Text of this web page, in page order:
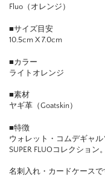
Fluo（オレンジ）
■サイズ目安
10.5cm X 7.0cm
■カラー
ライトオレンジ
■素材
ヤギ革（Goatskin）
■特徴
ウォレット・コムデギャ
SUPER FLUOコレクション。
名刺入れ・カードケースで